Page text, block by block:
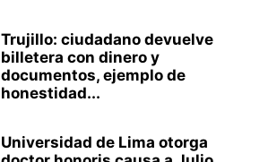
Trujillo: ciudadano devuelve
billetera con dinero y
documentos, ejemplo de
honestidad...
Universidad de Lima otorga